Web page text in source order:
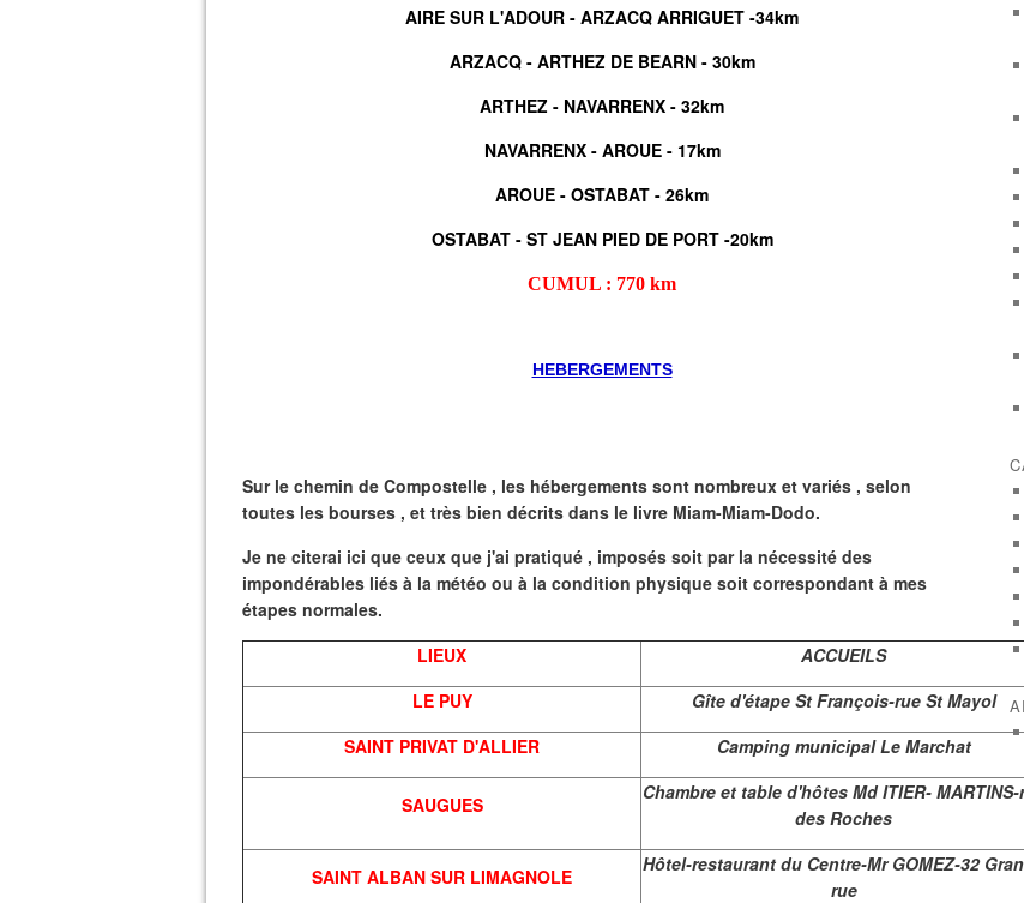
AIRE SUR L'ADOUR - ARZACQ ARRIGUET -34km
ARZACQ - ARTHEZ DE BEARN - 30km
ARTHEZ - NAVARRENX - 32km
NAVARRENX - AROUE - 17km
AROUE - OSTABAT - 26km
OSTABAT - ST JEAN PIED DE PORT -20km
CUMUL : 770 km
HEBERGEMENTS
Sur le chemin de Compostelle , les hébergements sont nombreux et variés , selon
toutes les bourses , et très bien décrits dans le livre Miam-Miam-Dodo.
Je ne citerai ici que ceux que j'ai pratiqué , imposés soit par la nécessité des
impondérables liés à la météo ou à la condition physique soit correspondant à mes
étapes normales.
LIEUX
ACCUEILS
LE PUY
Gîte d'étape St François-rue St Mayol
SAINT PRIVAT D'ALLIER
Camping municipal Le Marchat
SAUGUES
Chambre et table d'hôtes Md ITIER- MARTINS-
des Roches
SAINT ALBAN SUR LIMAGNOLE
Hôtel-restaurant du Centre-Mr GOMEZ-32
rue